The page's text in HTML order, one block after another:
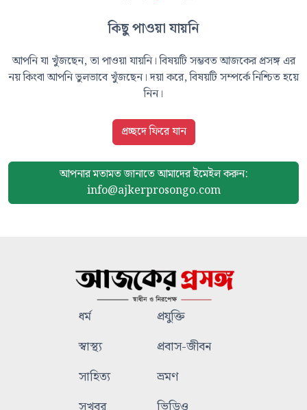
কিছু পাওয়া যায়নি
আপনি যা খুঁজছেন, তা পাওয়া যায়নি। বিষয়টি সম্ভবত আজকের প্রসঙ্গ এর
নয় কিংবা আপনি ভুলভাবে খুঁজছেন। দয়া করে, বিষয়টি সম্পর্কে নিশ্চিত হয়ে
নিন।
প্রচ্ছদে ফিরে যান
আপনার মতামত জানাতে আমাদেরইমেইল করুন:
info@ajkerprosongo.com
ধর্ম
প্রযুক্তি
স্বাস্থ্য
প্রবাস-জীবন
সাহিত্য
ভ্রমণ